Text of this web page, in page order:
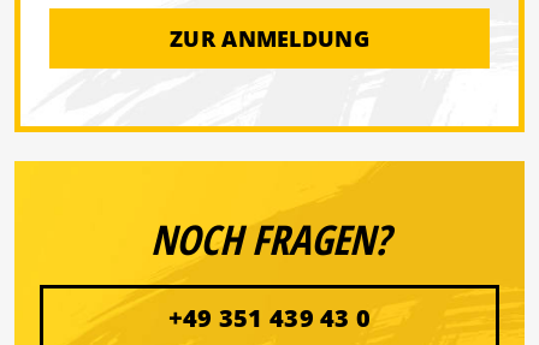
ZUR ANMELDUNG
NOCH FRAGEN?
+49 351 439 43 0